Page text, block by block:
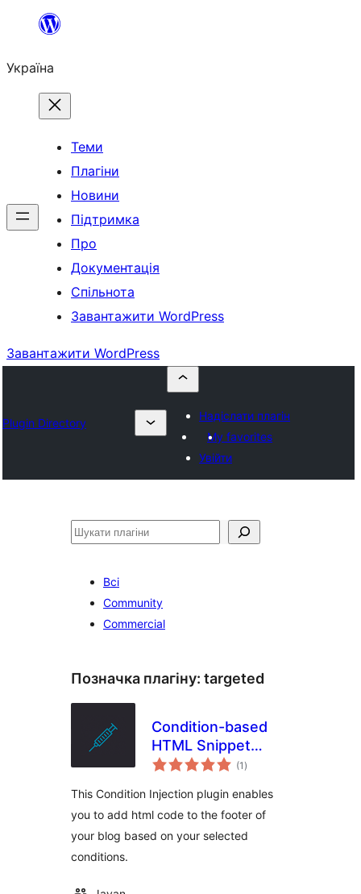
Перейти
вмісту
Україна
Теми
Плагіни
Новини
Підтримка
Про
Документація
Спільнота
Завантажити WordPress
Завантажити WordPress
Plugin Directory
Надіслати плагін
My favorites
Увійти
Пошук
Всі
Community
Commercial
Позначка плагіну: targeted
Condition-based
HTML Snippet
Injection
(1 загальний
рейтинг
)
This Condition Injection plugin enables
you to add html code to the footer of
your blog based on your selected
conditions.